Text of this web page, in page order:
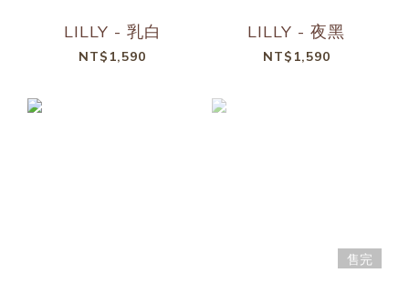
LILLY - 乳白
NT$1,590
LILLY - 夜黑
NT$1,590
售完